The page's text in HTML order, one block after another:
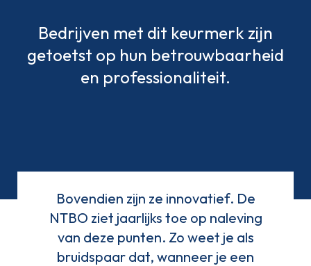
Bedrijven met dit keurmerk zijn
getoetst op hun betrouwbaarheid
en professionaliteit.
Bovendien zijn ze innovatief. De
NTBO ziet jaarlijks toe op naleving
van deze punten. Zo weet je als
bruidspaar dat, wanneer je een